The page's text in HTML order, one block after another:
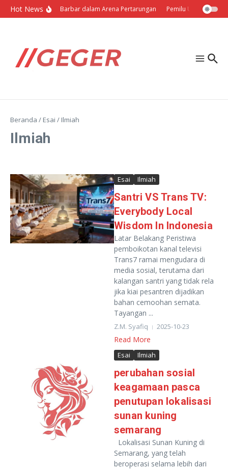
Lewati ke konten
Hot NewsPolitik Barbar dalam Arena Pertarungan Pemilu Ukraina: Milih
Beranda / Esai / Ilmiah
Ilmiah
Esai Ilmiah
Santri VS Trans TV:
Everybody Local
Wisdom In Indonesia
Latar Belakang Peristiwa
pemboikotan kanal televisi
Trans7 ramai mengudara di
media sosial, terutama dari
kalangan santri yang tidak rela
jika kiai pesantren dijadikan
bahan cemoohan semata.
Tayangan ...
Z.M. Syafiq 2025-10-23
Read More
Esai Ilmiah
perubahan sosial
keagamaan pasca
penutupan lokalisasi
sunan kuning
semarang
Lokalisasi Sunan Kuning di
Semarang, yang telah
beroperasi selama lebih dari